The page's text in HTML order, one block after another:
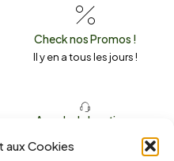
aux Cookies
Check nos Promos !
Il y en a tous les jours !
Appeler la boutique